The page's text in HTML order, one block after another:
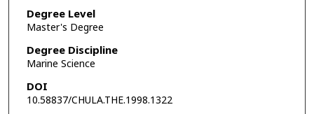
Degree Level
Master's Degree
Degree Discipline
Marine Science
DOI
10.58837/CHULA.THE.1998.1322